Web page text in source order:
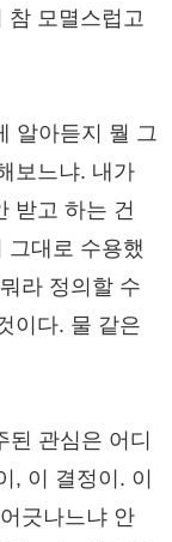
참 모멸스럽고
알아듣지 뭘 그
보느냐. 내가
받고 하는 건
그대로 수용했
라 정의할 수
이다. 물 같은
관심은 어디
, 이 결정이. 이
긋나느냐 안